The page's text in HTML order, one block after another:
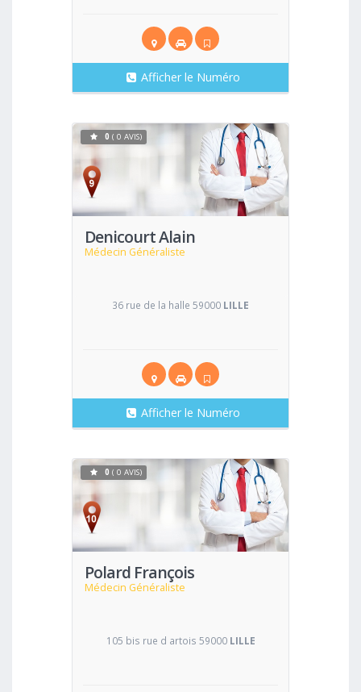
Afficher le Numéro
Denicourt Alain
Médecin Généraliste
Voir
0 ( 0 AVIS)
36 rue de la halle 59000 LILLE
Afficher le Numéro
Polard François
Médecin Généraliste
Voir
0 ( 0 AVIS)
105 bis rue d artois 59000 LILLE